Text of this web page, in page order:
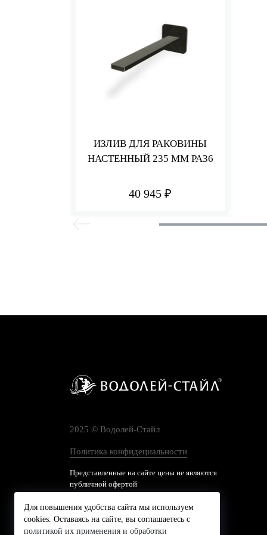
ИЗЛИВ ДЛЯ РАКОВИНЫ
НАСТЕННЫЙ 235 ММ PA36
40 945 ₽
2025 © Водолей-Cтайл
Политика конфидециальности
Представленные на сайте цены не являются
публичной офертой
Для повышения удобства сайта мы используем
cookies. Оставаясь на сайте, вы соглашаетесь с
политикой их применения и обработки